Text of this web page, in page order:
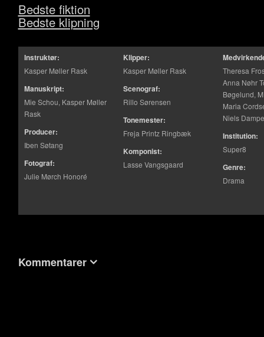
Bedste fiktion
Bedste klipning
Instruktør:
Kasper Møller Rask
Manuskript:
Mie Schou, Kasper Møller
Rask
Producer:
Iben Søtang
Fotograf:
Julie Mørch Honoré
Klipper:
Kasper Møller Rask
Scenograf:
Rillo Sørensen
Tonemester:
Freja Printz Ringbæk
Komponist:
Lasse Vangsgaard
Theresa
Anna Nøhr
Bøgelund,
Maria
Niels
Institution:
Super8
Genre:
Drama
Kommentarer